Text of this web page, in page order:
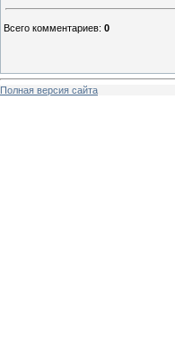
Всего комментариев: 0
Полная версия сайта